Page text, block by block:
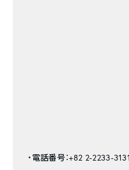
・電話番号：+82 2-2233-3131